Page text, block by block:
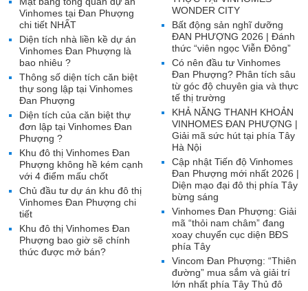
WONDER CITY
Bất động sản nghĩ dưỡng
ĐAN PHƯỢNG 2026 | Đánh
thức “viên ngọc Viễn Đông”
Có nên đầu tư Vinhomes
Đan Phượng? Phân tích sâu
từ góc độ chuyên gia và thực
tế thị trường
KHẢ NĂNG THANH KHOẢN
VINHOMES ĐAN PHƯỢNG |
Giải mã sức hút tại phía Tây
Hà Nội
Cập nhật Tiến độ Vinhomes
Đan Phượng mới nhất 2026 |
Diện mạo đại đô thị phía Tây
bừng sáng
Vinhomes Đan Phượng: Giải
mã “thỏi nam châm” đang
xoay chuyển cục diện BĐS
phía Tây
Vincom Đan Phượng: “Thiên
đường” mua sắm và giải trí
lớn nhất phía Tây Thủ đô
Vinhomes tại Đan Phượng
chi tiết NHẤT
Diện tích nhà liền kề dự án
Vinhomes Đan Phượng là
bao nhiêu ?
Thông số diện tích căn biệt
thự song lập tại Vinhomes
Đan Phượng
Diện tích của căn biệt thự
đơn lập tại Vinhomes Đan
Phượng ?
Khu đô thị Vinhomes Đan
Phượng không hề kém cạnh
với 4 điểm mấu chốt
Chủ đầu tư dự án khu đô thị
Vinhomes Đan Phượng chi
tiết
Khu đô thị Vinhomes Đan
Phượng bao giờ sẽ chính
thức được mở bán?